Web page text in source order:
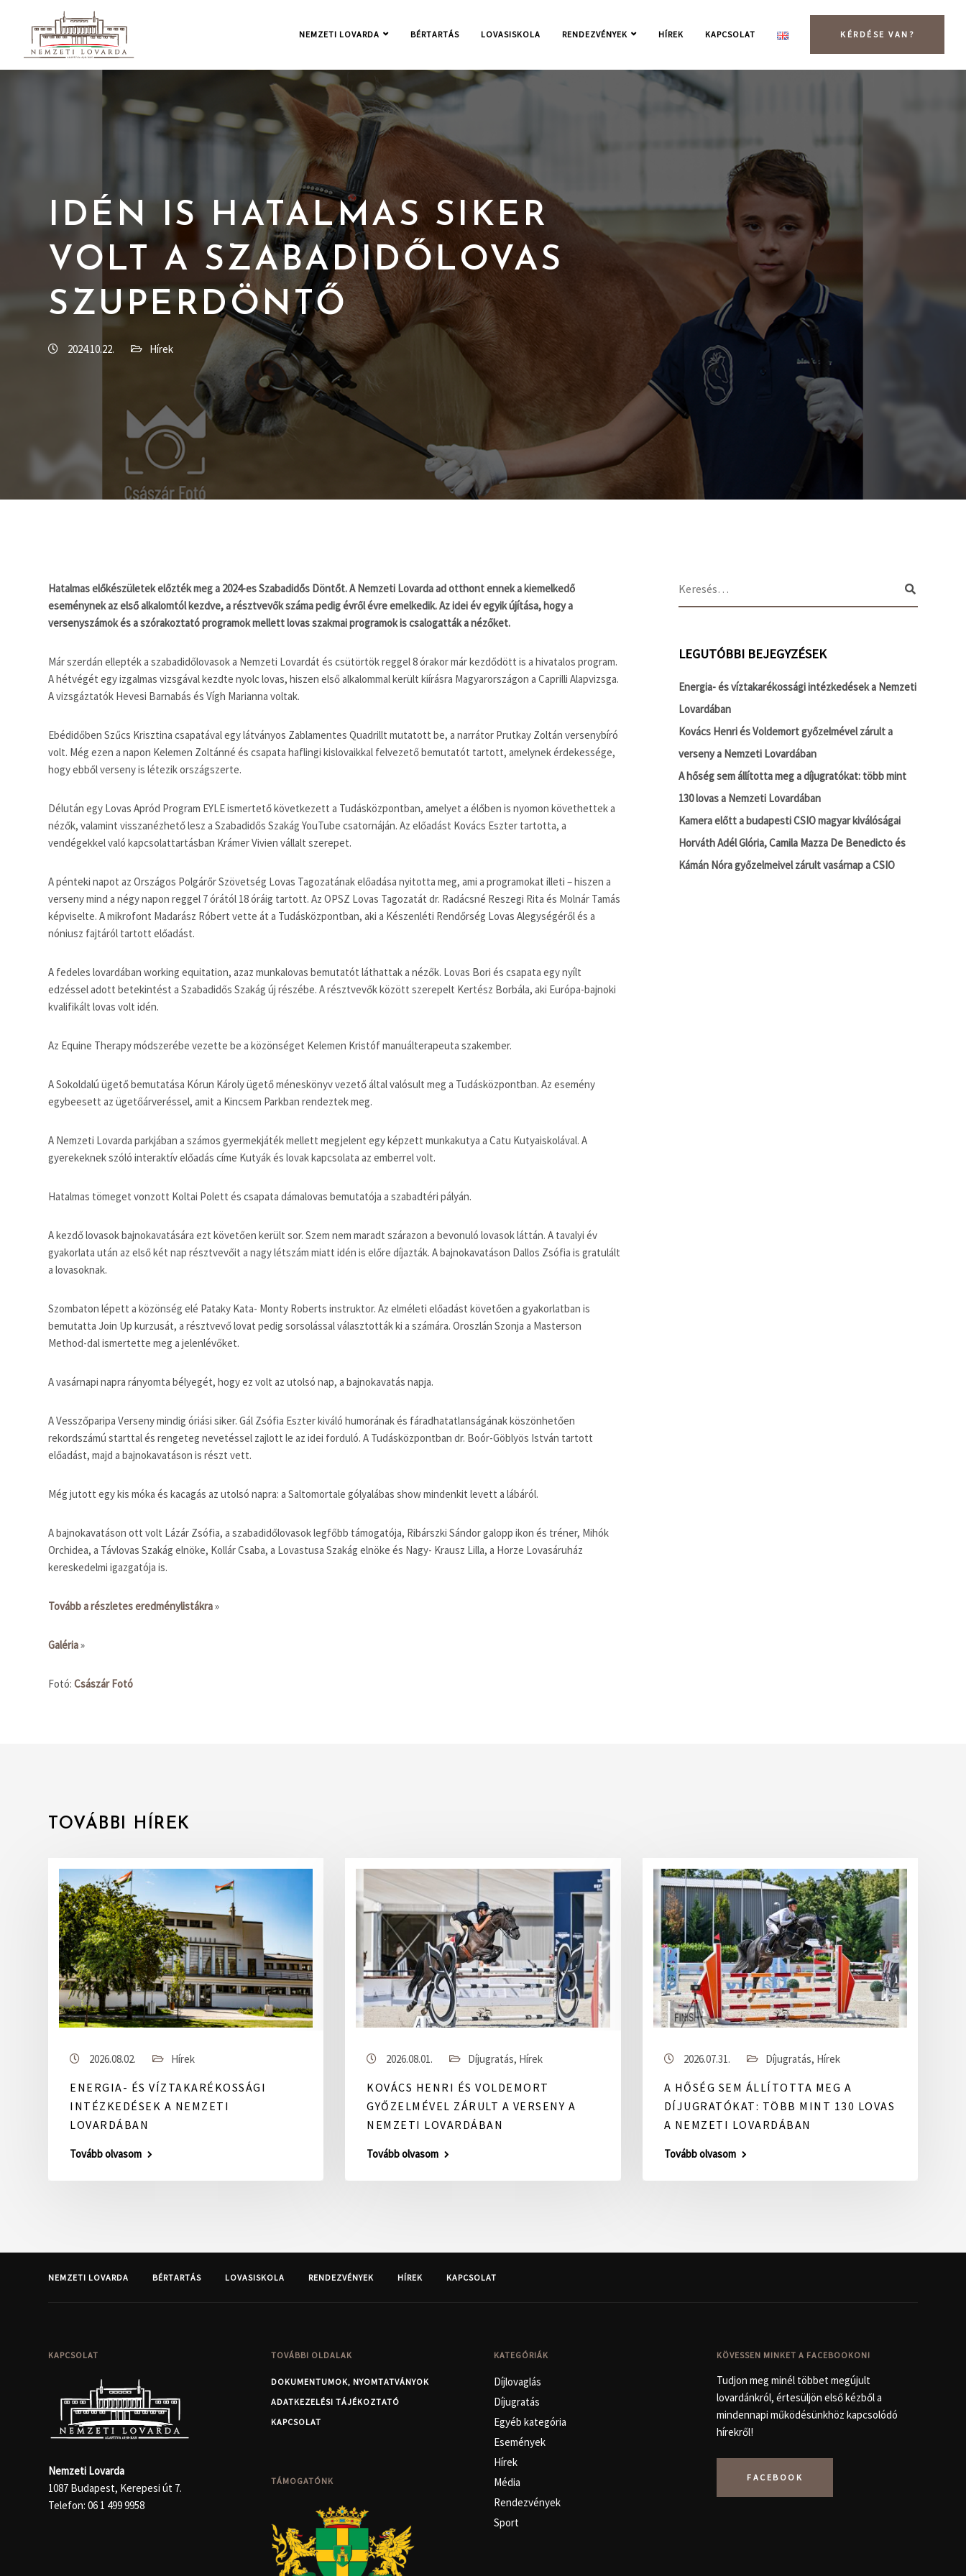
NEMZETI LOVARDA BÉRTARTÁS LOVASISKOLA RENDEZVÉNYEK HÍREK KAPCSOLAT KÉRDÉSE VAN?
IDÉN IS HATALMAS SIKER
VOLT A SZABADIDŐLOVAS
SZUPERDÖNTŐ
2024.10.22. Hírek
Hatalmas előkészületek előzték meg a 2024-es Szabadidős Döntőt. A Nemzeti Lovarda ad otthont ennek a kiemelkedő
eseménynek az első alkalomtól kezdve, a résztvevők száma pedig évről évre emelkedik. Az idei év egyik újítása, hogy a
versenyszámok és a szórakoztató programok mellett lovas szakmai programok is csalogatták a nézőket.
Már szerdán ellepték a szabadidőlovasok a Nemzeti Lovardát és csütörtök reggel 8 órakor már kezdődött is a hivatalos program.
A hétvégét egy izgalmas vizsgával kezdte nyolc lovas, hiszen első alkalommal került kiírásra Magyarországon a Caprilli Alapvizsga.
A vizsgáztatók Hevesi Barnabás és Vígh Marianna voltak.
Ebédidőben Szűcs Krisztina csapatával egy látványos Zablamentes Quadrillt mutatott be, a narrátor Prutkay Zoltán versenybíró
volt. Még ezen a napon Kelemen Zoltánné és csapata haflingi kislovaikkal felvezető bemutatót tartott, amelynek érdekessége,
hogy ebből verseny is létezik országszerte.
Délután egy Lovas Apród Program EYLE ismertető következett a Tudásközpontban, amelyet a élőben is nyomon követhettek a
nézők, valamint visszanézhető lesz a Szabadidős Szakág YouTube csatornáján. Az előadást Kovács Eszter tartotta, a
vendégekkel való kapcsolattartásban Krámer Vivien vállalt szerepet.
A pénteki napot az Országos Polgárőr Szövetség Lovas Tagozatának előadása nyitotta meg, ami a programokat illeti – hiszen a
verseny mind a négy napon reggel 7 órától 18 óráig tartott. Az OPSZ Lovas Tagozatát dr. Radácsné Reszegi Rita és Molnár Tamás
képviselte. A mikrofont Madarász Róbert vette át a Tudásközpontban, aki a Készenléti Rendőrség Lovas Alegységéről és a
nóniusz fajtáról tartott előadást.
A fedeles lovardában working equitation, azaz munkalovas bemutatót láthattak a nézők. Lovas Bori és csapata egy nyílt
edzéssel adott betekintést a Szabadidős Szakág új részébe. A résztvevők között szerepelt Kertész Borbála, aki Európa-bajnoki
kvalifikált lovas volt idén.
Az Equine Therapy módszerébe vezette be a közönséget Kelemen Kristóf manuálterapeuta szakember.
A Sokoldalú ügető bemutatása Kórun Károly ügető méneskönyv vezető által valósult meg a Tudásközpontban. Az esemény
egybeesett az ügetőárveréssel, amit a Kincsem Parkban rendeztek meg.
A Nemzeti Lovarda parkjában a számos gyermekjáték mellett megjelent egy képzett munkakutya a Catu Kutyaiskolával. A
gyerekeknek szóló interaktív előadás címe Kutyák és lovak kapcsolata az emberrel volt.
Hatalmas tömeget vonzott Koltai Polett és csapata dámalovas bemutatója a szabadtéri pályán.
A kezdő lovasok bajnokavatására ezt követően került sor. Szem nem maradt szárazon a bevonuló lovasok láttán. A tavalyi év
gyakorlata után az első két nap résztvevőit a nagy létszám miatt idén is előre díjazták. A bajnokavatáson Dallos Zsófia is gratulált
a lovasoknak.
Szombaton lépett a közönség elé Pataky Kata- Monty Roberts instruktor. Az elméleti előadást követően a gyakorlatban is
bemutatta Join Up kurzusát, a résztvevő lovat pedig sorsolással választották ki a számára. Oroszlán Szonja a Masterson
Method-dal ismertette meg a jelenlévőket.
A vasárnapi napra rányomta bélyegét, hogy ez volt az utolsó nap, a bajnokavatás napja.
A Vesszőparipa Verseny mindig óriási siker. Gál Zsófia Eszter kiváló humorának és fáradhatatlanságának köszönhetően
rekordszámú starttal és rengeteg nevetéssel zajlott le az idei forduló. A Tudásközpontban dr. Boór-Göblyös István tartott
előadást, majd a bajnokavatáson is részt vett.
Még jutott egy kis móka és kacagás az utolsó napra: a Saltomortale gólyalábas show mindenkit levett a lábáról.
A bajnokavatáson ott volt Lázár Zsófia, a szabadidőlovasok legfőbb támogatója, Ribárszki Sándor galopp ikon és tréner, Mihók
Orchidea, a Távlovas Szakág elnöke, Kollár Csaba, a Lovastusa Szakág elnöke és Nagy- Krausz Lilla, a Horze Lovasáruház
kereskedelmi igazgatója is.
Tovább a részletes eredménylistákra»
Galéria»
Fotó: Császár Fotó
LEGUTÓBBI BEJEGYZÉSEK
Energia- és víztakarékossági intézkedések a Nemzeti
Lovardában
Kovács Henri és Voldemort győzelmével zárult a
verseny a Nemzeti Lovardában
A hőség sem állította meg a díjugratókat: több mint
130 lovas a Nemzeti Lovardában
Kamera előtt a budapesti CSIO magyar kiválóságai
Horváth Adél Glória, Camila Mazza De Benedicto és
Kámán Nóra győzelmeivel zárult vasárnap a CSIO
TOVÁBBI HÍREK
2026.08.02. Hírek
ENERGIA- ÉS VÍZTAKARÉKOSSÁGI
INTÉZKEDÉSEK A NEMZETI
LOVARDÁBAN
Tovább olvasom
2026.08.01. Díjugratás, Hírek
KOVÁCS HENRI ÉS VOLDEMORT
GYŐZELMÉVEL ZÁRULT A VERSENY A
NEMZETI LOVARDÁBAN
Tovább olvasom
2026.07.31. Díjugratás, Hírek
A HŐSÉG SEM ÁLLÍTOTTA MEG A
DÍJUGRATÓKAT: TÖBB MINT 130 LOVAS
A NEMZETI LOVARDÁBAN
Tovább olvasom
NEMZETI LOVARDA BÉRTARTÁS LOVASISKOLA RENDEZVÉNYEK HÍREK KAPCSOLAT
KAPCSOLAT
Nemzeti Lovarda
1087 Budapest, Kerepesi út 7.
Telefon: 06 1 499 9958
TOVÁBBI OLDALAK
DOKUMENTUMOK, NYOMTATVÁNYOK
ADATKEZELÉSI TÁJÉKOZTATÓ
KAPCSOLAT
TÁMOGATÓNK
KATEGÓRIÁK
Díjlovaglás
Díjugratás
Egyéb kategória
Események
Hírek
Média
Rendezvények
Sport
KÖVESSEN MINKET A FACEBOOKON!
Tudjon meg minél többet megújult
lovardánkról, értesüljön első kézből a
mindennapi működésünkhöz kapcsolódó
hírekről!
FACEBOOK